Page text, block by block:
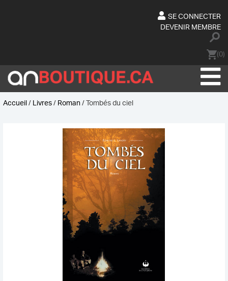
SE CONNECTER
DEVENIR MEMBRE
(0)
Accueil/ Livres/ Roman/ Tombés du ciel